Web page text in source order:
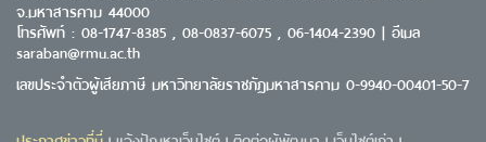
จ.มหาสารคาม 44000
โทรศัพท์ : 08-1747-8385 , 08-0837-6075 , 06-1404-2390 | อีเมล
saraban@rmu.ac.th
เลขประจำตัวผู้เสียภาษี มหาวิทยาลัยราชภัฏมหาสารคาม 0-9940-00401-50-7